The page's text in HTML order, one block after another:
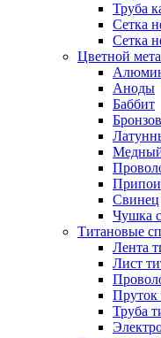
Труба
Сетка
Сетка
Цветной
Аноды
Баббит
Припои
Свинец
Чушка
Титановые
Лента
Лист
Пруток
Труба